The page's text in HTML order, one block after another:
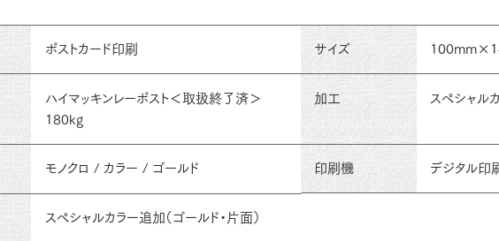
ポストカード印刷 サイズ
ハイマッキンレーポスト＜取扱終了済＞
180kg
加工 スペシャル
モノクロ / カラー / ゴールド 印刷機 デジタル印
スペシャルカラー追加（ゴールド・片面）